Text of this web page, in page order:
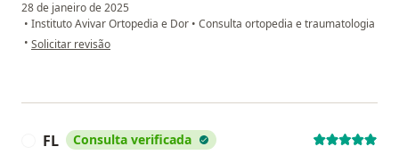
28 de janeiro de 2025
• Instituto Avivar Ortopedia e Dor • Consulta ortopedia e traumatologia
• na opinião do utilizador Lourival águia Henrique
Solicitar revisão
FL Consulta verificada